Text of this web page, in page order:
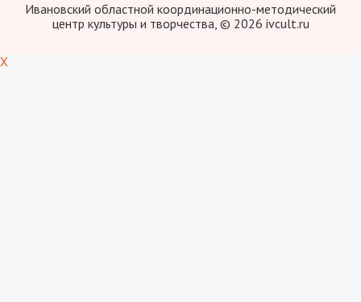
Ивановский областной координационно-методический
центр культуры и творчества, © 2026 ivcult.ru
X